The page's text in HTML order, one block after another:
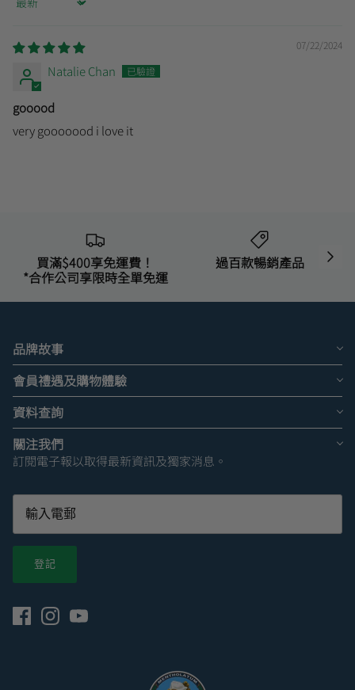
Sort by
07/22/2024
Natalie Chan
gooood
very gooooood i love it
買滿$400享免運費！
*合作公司享限時全單免運
過百款暢銷產品
品牌故事
會員禮遇及購物體驗
資料查詢
關注我們
訂閱電子報以取得最新資訊及獨家消息。
登記